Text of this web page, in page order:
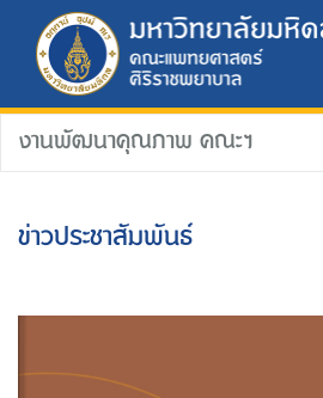
งานพัฒนาคุณภาพ คณะฯ
ข่าวประชาสัมพันธ์